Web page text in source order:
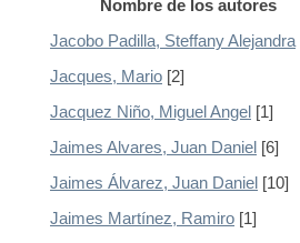
Nombre de los autores
Jacobo Padilla, Steffany Alejandra
Jacques, Mario [2]
Jacquez Niño, Miguel Angel [1]
Jaimes Alvares, Juan Daniel [6]
Jaimes Álvarez, Juan Daniel [10]
Jaimes Martínez, Ramiro [1]